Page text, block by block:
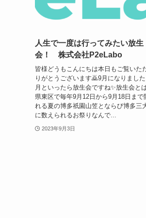
人生で一度は行ってみたい放生
会！ 株式会社P2eLabo
皆様どうもこんにちは本日もご覧いた
りがとうございます🙇9月になりまし
月といったら放生会ですね✨放生会と
県東区で毎年9月12日から9月18日まで
れる夏の博多祇園山笠とならび博多三
に数えられるお祭りなんで...
2023年9月3日